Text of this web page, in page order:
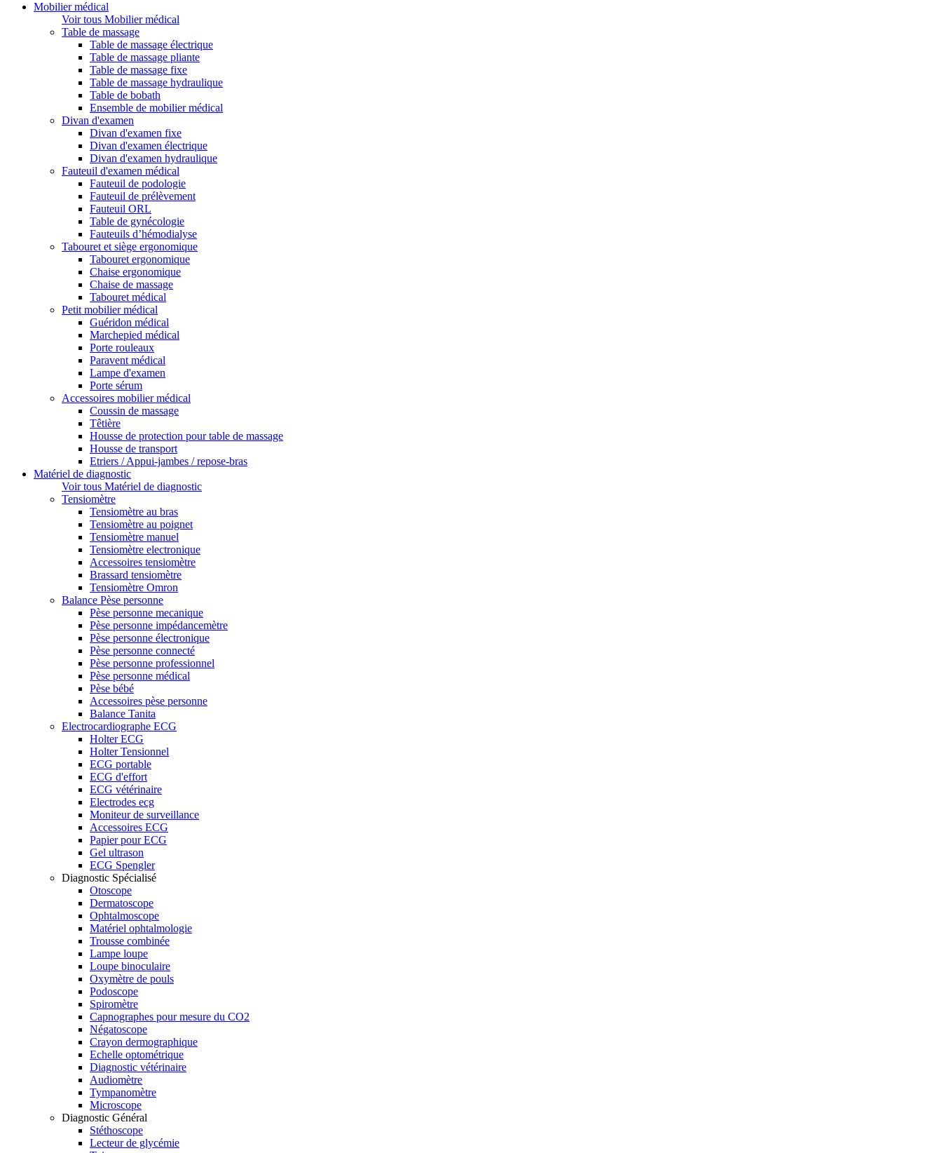
Mobilier médical
Voir tous Mobilier médical
Table de massage
Table de massage électrique
Table de massage pliante
Table de massage fixe
Table de massage hydraulique
Table de bobath
Ensemble de mobilier médical
Divan d'examen
Divan d'examen fixe
Divan d'examen électrique
Divan d'examen hydraulique
Fauteuil d'examen médical
Fauteuil de podologie
Fauteuil de prélèvement
Fauteuil ORL
Table de gynécologie
Fauteuils d’hémodialyse
Tabouret et siège ergonomique
Tabouret ergonomique
Chaise ergonomique
Chaise de massage
Tabouret médical
Petit mobilier médical
Guéridon médical
Marchepied médical
Porte rouleaux
Paravent médical
Lampe d'examen
Porte sérum
Accessoires mobilier médical
Coussin de massage
Têtière
Housse de protection pour table de massage
Housse de transport
Etriers / Appui-jambes / repose-bras
Matériel de diagnostic
Voir tous Matériel de diagnostic
Tensiomètre
Tensiomètre au bras
Tensiomètre au poignet
Tensiomètre manuel
Tensiomètre electronique
Accessoires tensiomètre
Brassard tensiomètre
Tensiomètre Omron
Balance Pèse personne
Pèse personne mecanique
Pèse personne impédancemètre
Pèse personne électronique
Pèse personne connecté
Pèse personne professionnel
Pèse personne médical
Pèse bébé
Accessoires pèse personne
Balance Tanita
Electrocardiographe ECG
Holter ECG
Holter Tensionnel
ECG portable
ECG d'effort
ECG vétérinaire
Electrodes ecg
Moniteur de surveillance
Accessoires ECG
Papier pour ECG
Gel ultrason
ECG Spengler
Diagnostic Spécialisé
Otoscope
Dermatoscope
Ophtalmoscope
Matériel ophtalmologie
Trousse combinée
Lampe loupe
Loupe binoculaire
Oxymètre de pouls
Podoscope
Spiromètre
Capnographes pour mesure du CO2
Négatoscope
Crayon dermographique
Echelle optométrique
Diagnostic vétérinaire
Audiomètre
Tympanomètre
Microscope
Diagnostic Général
Stéthoscope
Lecteur de glycémie